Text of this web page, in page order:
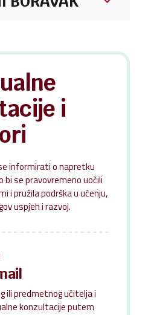
i
informirati o napretku
bi se pravovremeno uočili
i pružila podrška u učenju,
uspjeh i razvoj.
ili predmetnog učitelja i
konzultacije putem